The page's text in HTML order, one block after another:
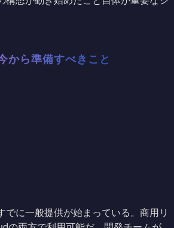
から準備すべきこと
でに一般提供が始まっている。商用リ